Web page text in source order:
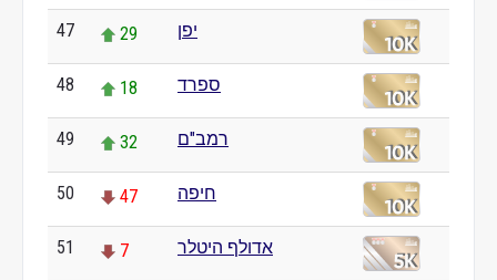
47 29 יפן
48 18 ספרד
49 32 רמב"ם
50 47 חיפה
51 7 אדולף היטלר